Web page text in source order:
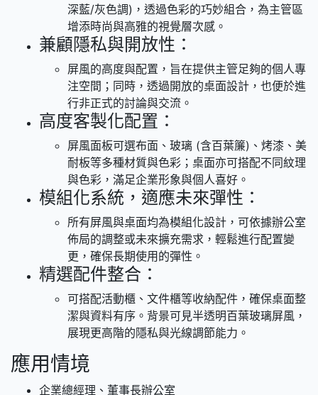
深藍/灰色調)，透過色彩的巧妙組合，為主管區
增添時尚與高雅的視覺層次感。
兼顧隱私與開放性：
屏風的高度與配置，旨在提供主管足夠的個人專
注空間；同時，透過開放的桌面設計，也便於進
行非正式的討論與交流。
高度客製化配置：
屏風面板可選布面、玻璃 (含百葉簾)、烤漆、美
耐板等多種材質與色彩；桌面亦可搭配不同紋理
與色彩，滿足企業形象與個人喜好。
模組化系統，適應未來彈性：
所有屏風與桌面均為模組化設計，可依據辦公室
佈局的調整或未來擴充需求，輕鬆進行配置變
更，確保長期使用的彈性。
精選配件整合：
可搭配活動櫃、文件櫃等收納配件，確保桌面整
潔與資料有序。背景可見半透明百葉玻璃屏風，
展現更高階的隱私與光線調節能力。
應用情境
企業總經理、董事長辦公室